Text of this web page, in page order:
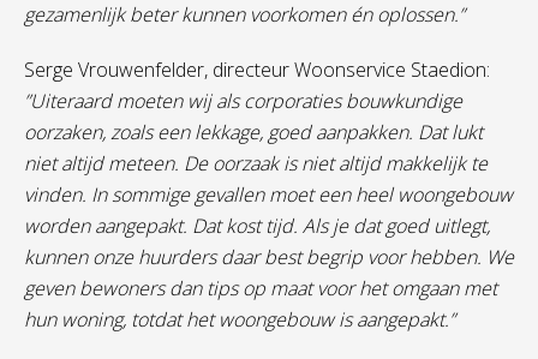
gezamenlijk beter kunnen voorkomen én oplossen.”
Serge Vrouwenfelder, directeur Woonservice Staedion:
”Uiteraard moeten wij als corporaties bouwkundige
oorzaken, zoals een lekkage, goed aanpakken. Dat lukt
niet altijd meteen. De oorzaak is niet altijd makkelijk te
vinden. In sommige gevallen moet een heel woongebouw
worden aangepakt. Dat kost tijd. Als je dat goed uitlegt,
kunnen onze huurders daar best begrip voor hebben. We
geven bewoners dan tips op maat voor het omgaan met
hun woning, totdat het woongebouw is aangepakt.”